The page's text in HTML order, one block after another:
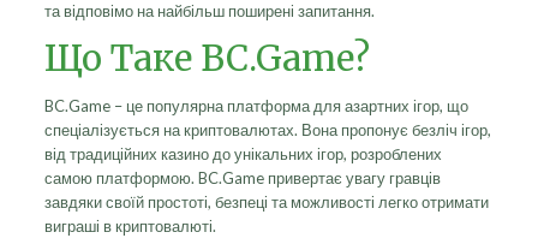
та відповімо на найбільш поширені запитання.
Що Таке BC.Game?
BC.Game – це популярна платформа для азартних ігор, що
спеціалізується на криптовалютах. Вона пропонує безліч ігор,
від традиційних казино до унікальних ігор, розроблених
самою платформою. BC.Game привертає увагу гравців
завдяки своїй простоті, безпеці та можливості легко отримати
виграші в криптовалюті.